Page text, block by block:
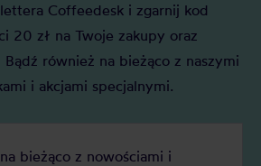
Coffeedesk i zgarnij kod
20 zł na Twoje zakupy oraz
również na bieżąco z naszymi
i akcjami specjalnymi.
bieżąco z nowościami i